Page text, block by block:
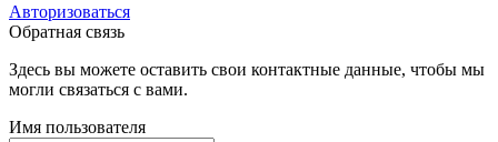
Авторизоваться
Обратная связь
Здесь вы можете оставить свои контактные данные, чтобы мы
могли связаться с вами.
Имя пользователя